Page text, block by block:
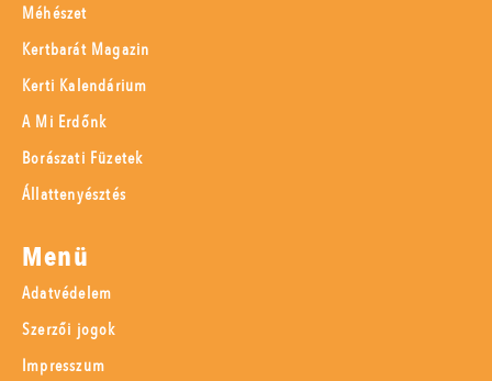
Méhészet
Kertbarát Magazin
Kerti Kalendárium
A Mi Erdőnk
Borászati Füzetek
Állattenyésztés
Menü
Adatvédelem
Szerzői jogok
Impresszum